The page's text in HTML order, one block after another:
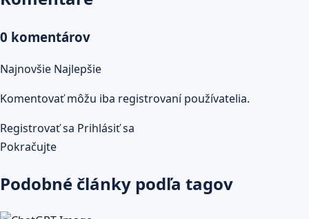
0 komentárov
Najnovšie Najlepšie
Komentovať môžu iba registrovaní používatelia.
Registrovať sa Prihlásiť sa
Pokračujte
Podobné články podľa tagov